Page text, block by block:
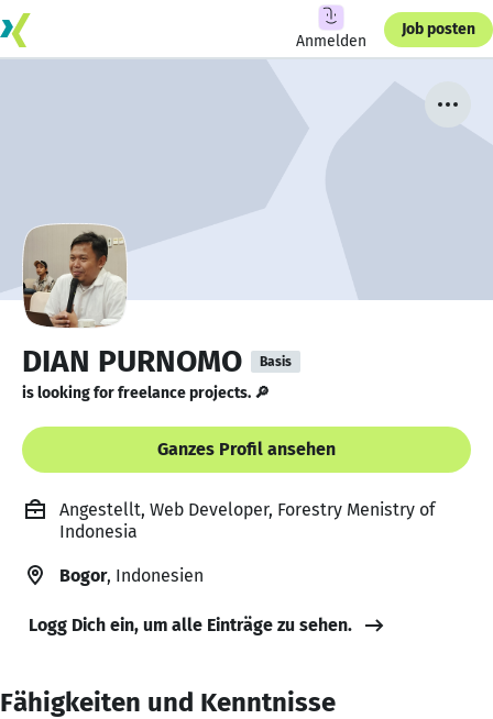
Anmelden
Job posten
DIAN PURNOMO Basis
is looking for freelance projects. 🔎
Ganzes Profil ansehen
Angestellt, Web Developer, Forestry Menistry of
Indonesia
Bogor, Indonesien
Logg Dich ein, um alle Einträge zu sehen.
Fähigkeiten und Kenntnisse